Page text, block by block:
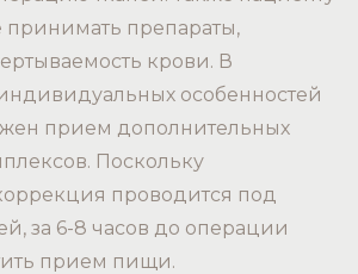
препараты,
крови. В
особенностей
прием дополнительных
Поскольку
проводится под
за 6-8 часов до операции
прием пищи.